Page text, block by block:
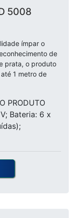
5008
ímpar o
de
prata, o produto
1 metro de
PRODUTO
Bateria: 6 x